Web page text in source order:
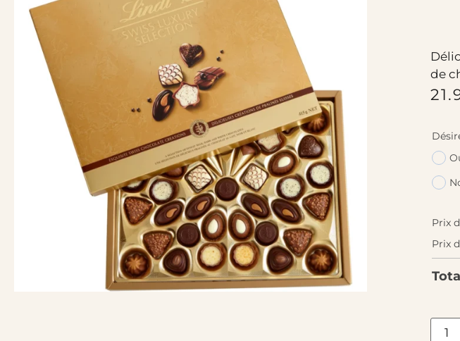
de
Prix
Prix